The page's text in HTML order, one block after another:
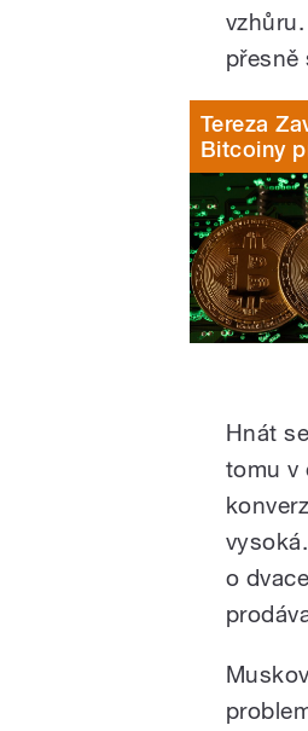
přesně
Tereza
Bitcoiny
Hnát
tomu v
o